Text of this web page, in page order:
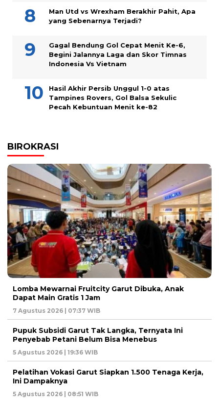
Man Utd vs Wrexham Berakhir Pahit, Apa
yang Sebenarnya Terjadi?
Gagal Bendung Gol Cepat Menit Ke-6,
Begini Jalannya Laga dan Skor Timnas
Indonesia Vs Vietnam
Hasil Akhir Persib Unggul 1-0 atas
Tampines Rovers, Gol Balsa Sekulic
Pecah Kebuntuan Menit ke-82
BIROKRASI
Lomba Mewarnai Fruitcity Garut Dibuka, Anak
Dapat Main Gratis 1 Jam
7 Agustus 2026 | 07:37 WIB
Pupuk Subsidi Garut Tak Langka, Ternyata Ini
Penyebab Petani Belum Bisa Menebus
5 Agustus 2026 | 19:36 WIB
Pelatihan Vokasi Garut Siapkan 1.500 Tenaga Kerja,
Ini Dampaknya
5 Agustus 2026 | 08:51 WIB